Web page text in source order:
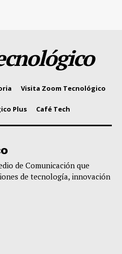
Visita Zoom Tecnológico
Plus Café Tech
de Comunicación que
de tecnología, innovación